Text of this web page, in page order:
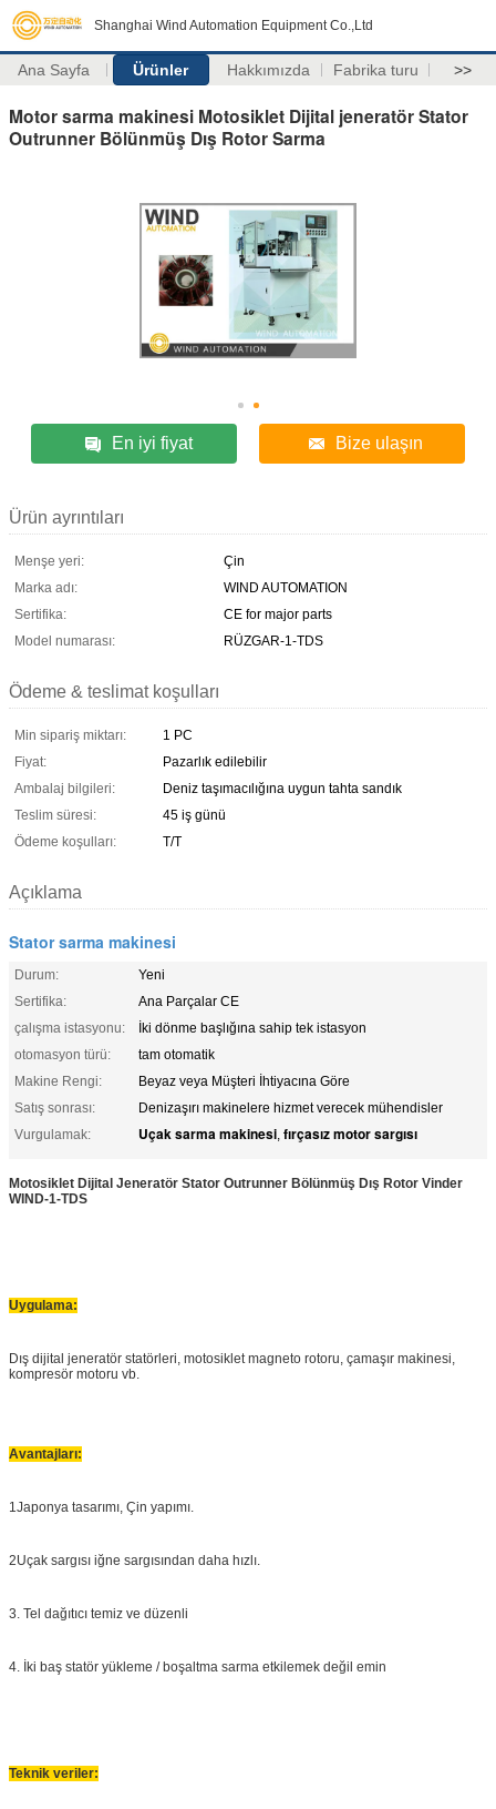
Shanghai Wind Automation Equipment Co.,Ltd
Ana Sayfa Ürünler Hakkımızda Fabrika turu >>
Motor sarma makinesi Motosiklet Dijital jeneratör Stator
Outrunner Bölünmüş Dış Rotor Sarma
En iyi fiyat Bize ulaşın
Ürün ayrıntıları
Menşe yeri:
Çin
Marka adı:
WIND AUTOMATION
Sertifika:
CE for major parts
Model numarası:
RÜZGAR-1-TDS
Ödeme & teslimat koşulları
Min sipariş miktarı:
1 PC
Fiyat:
Pazarlık edilebilir
Ambalaj bilgileri:
Deniz taşımacılığına uygun tahta sandık
Teslim süresi:
45 iş günü
Ödeme koşulları:
T/T
Açıklama
Stator sarma makinesi
Durum:
Yeni
Sertifika:
Ana Parçalar CE
çalışma istasyonu:
İki dönme başlığına sahip tek istasyon
otomasyon türü:
tam otomatik
Makine Rengi:
Beyaz veya Müşteri İhtiyacına Göre
Satış sonrası:
Denizaşırı makinelere hizmet verecek mühendisler
Vurgulamak:
Uçak sarma makinesi, fırçasız motor sargısı
Motosiklet Dijital Jeneratör Stator Outrunner Bölünmüş Dış Rotor Vinder
WIND-1-TDS
Uygulama:
Dış dijital jeneratör statörleri, motosiklet magneto rotoru, çamaşır makinesi,
kompresör motoru vb.
Avantajları:
1Japonya tasarımı, Çin yapımı.
2Uçak sargısı iğne sargısından daha hızlı.
3. Tel dağıtıcı temiz ve düzenli
4. İki baş statör yükleme / boşaltma sarma etkilemek değil emin
Teknik veriler: